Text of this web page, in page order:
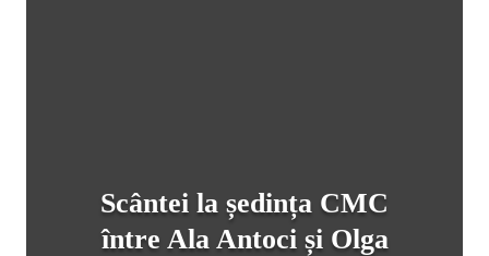
Scântei la ședința CMC
între Ala Antoci și Olga